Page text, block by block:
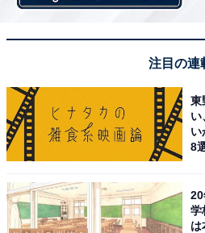
自然に恵まれながら、東京や名
アクセスしやすい点も魅力です
避暑地や、善光寺・松本城とい
スキーや温泉が楽しめるのも魅
リゾートテレワーク」を推進し
ゲストハウス運営の手伝いなど
した。
注目の連
東
い
い
8
学
は